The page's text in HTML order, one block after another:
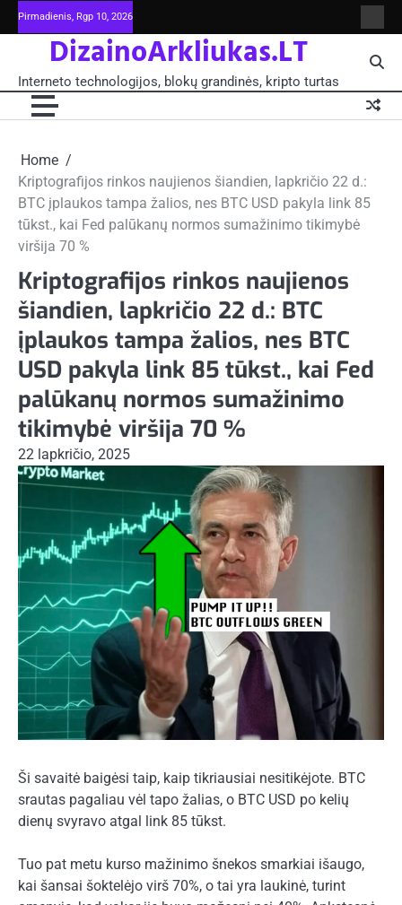
Skip
to
Pirmadienis, Rgp 10, 2026
ir
blokų
DizainoArkliukas.LT
Interneto technologijos, blokų grandinės, kripto turtas
Home
Kriptografijos rinkos naujienos šiandien, lapkričio 22 d.:
BTC įplaukos tampa žalios, nes BTC USD pakyla link 85
tūkst., kai Fed palūkanų normos sumažinimo tikimybė
viršija 70 %
Kriptografijos rinkos naujienos
šiandien, lapkričio 22 d.: BTC
įplaukos tampa žalios, nes BTC
USD pakyla link 85 tūkst., kai Fed
palūkanų normos sumažinimo
tikimybė viršija 70 %
22 lapkričio, 2025
Ši savaitė baigėsi taip, kaip tikriausiai nesitikėjote. BTC
srautas pagaliau vėl tapo žalias, o BTC USD po kelių
dienų svyravo atgal link 85 tūkst.
Tuo pat metu kurso mažinimo šnekos smarkiai išaugo,
kai šansai šoktelėjo virš 70%, o tai yra laukinė, turint